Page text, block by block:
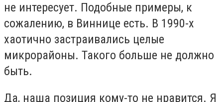
не интересует. Подобные примеры, к
сожалению, в Виннице есть. В 1990-х
хаотично застраивались целые
микрорайоны. Такого больше не должно
быть.
Да, наша позиция кому-то не нравится. Я